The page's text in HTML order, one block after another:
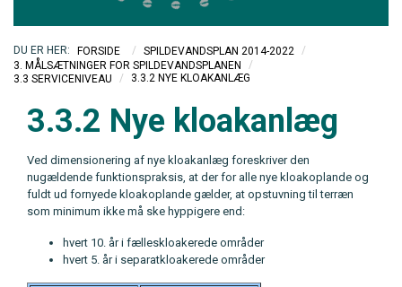
FORSIDE / SPILDEVANDSPLAN 2014-2022
/
3. MÅLSÆTNINGER FOR SPILDEVANDSPLANEN
/
3.3 SERVICENIVEAU
/ 3.3.2 NYE KLOAKANLÆG
3.3.2 Nye kloakanlæg
Ved dimensionering af nye kloakanlæg foreskriver den
nugældende funktionspraksis, at der for alle nye kloakoplande og
fuldt ud fornyede kloakoplande gælder, at opstuvning til terræn
som minimum ikke må ske hyppigere end:
hvert 10. år i fælleskloakerede områder
hvert 5. år i separatkloakerede områder